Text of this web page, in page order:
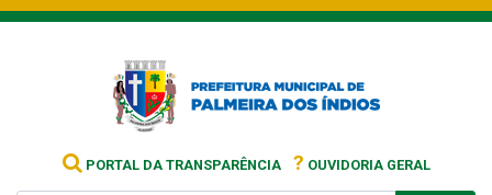
PORTAL DA TRANSPARÊNCIA ? OUVIDORIA GERAL